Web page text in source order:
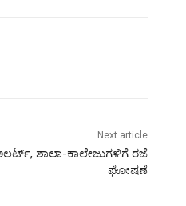
Next article
ಶಾಲಾ-ಕಾಲೇಜುಗಳಿಗೆ ರಜೆ
ಘೋಷಣೆ